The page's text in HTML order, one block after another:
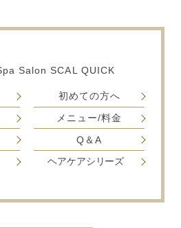
初めての方へ
メニュー/料金
Q＆A
ヘアケアシリーズ